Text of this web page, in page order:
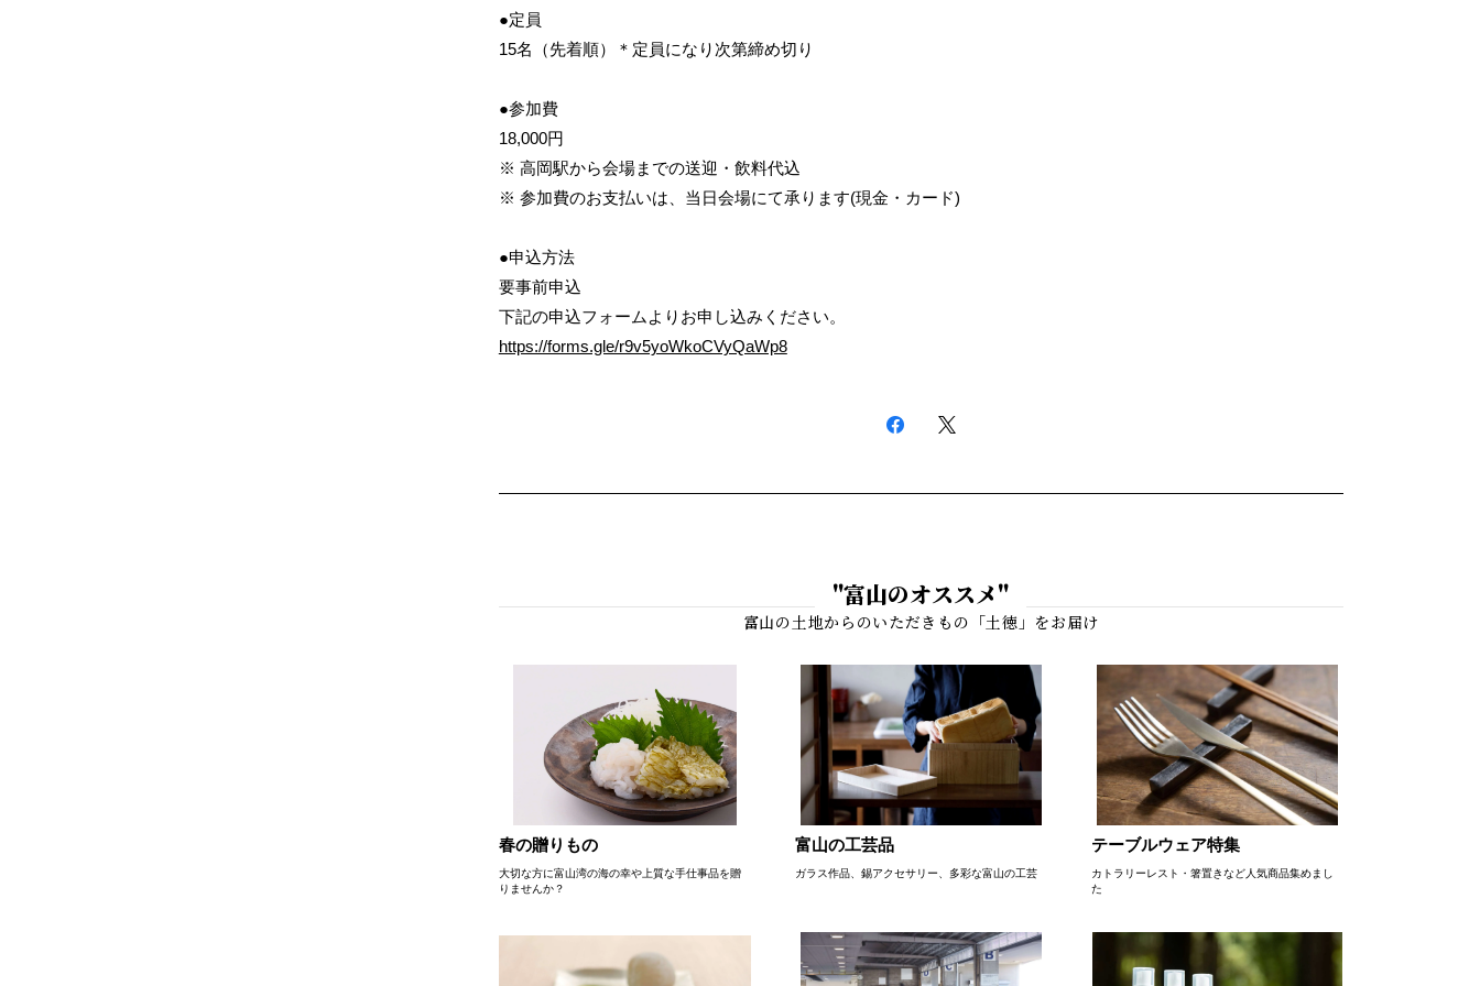
●定員
15名（先着順）＊定員になり次第締め切り
●参加費
18,000円
※ 高岡駅から会場までの送迎・飲料代込
※ 参加費のお支払いは、当日会場にて承ります(現金・カード)
●申込方法
要事前申込
下記の申込フォームよりお申し込みください。
https://forms.gle/r9v5yoWkoCVyQaWp8
"富山のオススメ"
春の贈りもの
大切な方に富山湾の海の幸や上質な手仕事品を贈
りませんか？
富山の工芸品
ガラス作品、錫アクセサリー、多彩な富山の工芸
テーブルウェア特集
カトラリーレスト・箸置きなど人気商品集めまし
た